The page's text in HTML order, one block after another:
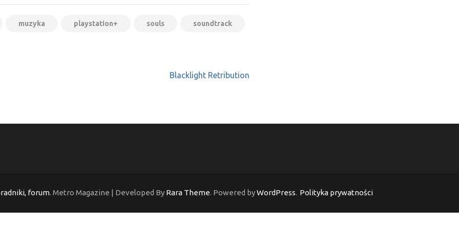
muzyka playstation+ souls soundtrack
Blacklight Retribution
forum. Metro Magazine | Developed By Rara Theme. Powered byWordPress. Polityka prywatności